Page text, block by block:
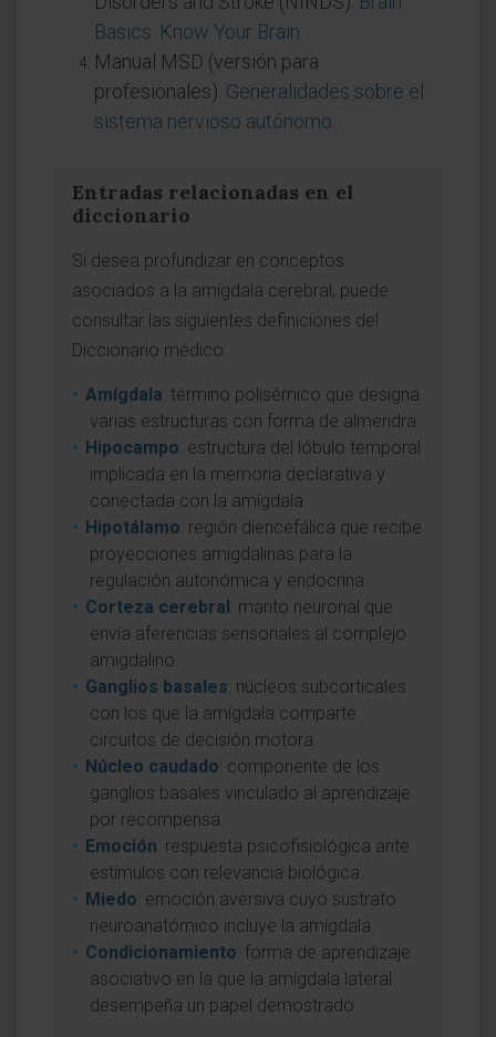
Basics: Know Your Brain
Manual MSD (versión para
profesionales). Generalidades sobre el
sistema nervioso autónomo
Entradas relacionadas en el
diccionario
Si desea profundizar en conceptos
asociados a la amígdala cerebral, puede
consultar las siguientes definiciones del
Diccionario médico:
Amígdala: término polisémico que designa
varias estructuras con forma de almendra.
Hipocampo: estructura del lóbulo temporal
implicada en la memoria declarativa y
conectada con la amígdala.
Hipotálamo: región diencefálica que recibe
proyecciones amigdalinas para la
regulación autonómica y endocrina.
Corteza cerebral: manto neuronal que
envía aferencias sensoriales al complejo
amigdalino.
Ganglios basales: núcleos subcorticales
con los que la amígdala comparte
circuitos de decisión motora.
Núcleo caudado: componente de los
ganglios basales vinculado al aprendizaje
por recompensa.
Emoción: respuesta psicofisiológica ante
estímulos con relevancia biológica.
Miedo: emoción aversiva cuyo sustrato
neuroanatómico incluye la amígdala.
Condicionamiento: forma de aprendizaje
asociativo en la que la amígdala lateral
desempeña un papel demostrado.